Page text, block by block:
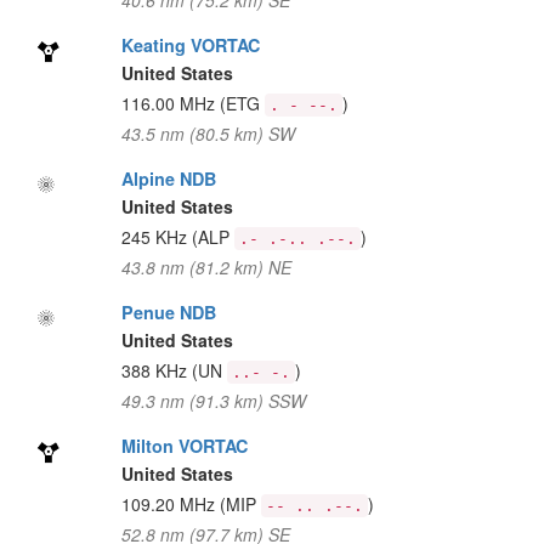
Keating VORTAC
United States
116.00 MHz (ETG . - --. )
43.5 nm (80.5 km) SW
Alpine NDB
United States
245 KHz (ALP .- .-.. .--. )
43.8 nm (81.2 km) NE
Penue NDB
United States
388 KHz (UN ..- -. )
49.3 nm (91.3 km) SSW
Milton VORTAC
United States
109.20 MHz (MIP -- .. .--. )
52.8 nm (97.7 km) SE